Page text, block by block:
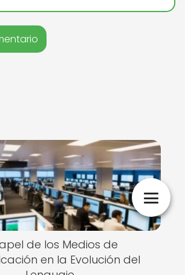
de los Medios de
en la Evolución del